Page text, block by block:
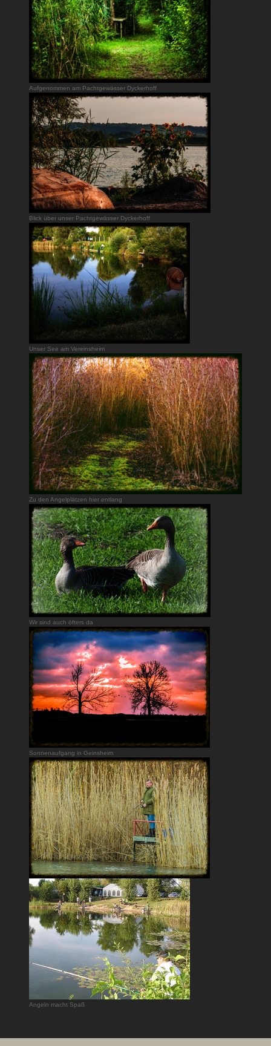
Aufgenommen am Pachtgewässer Dyckerhoff
Blick über unser Pachtgewässer Dyckerhoff
Unser See am Vereinsheim
Zu den Angelplätzen hier entlang
Wir sind auch öfters da
Sonnenaufgang in Geinsheim
Angeln macht Spaß